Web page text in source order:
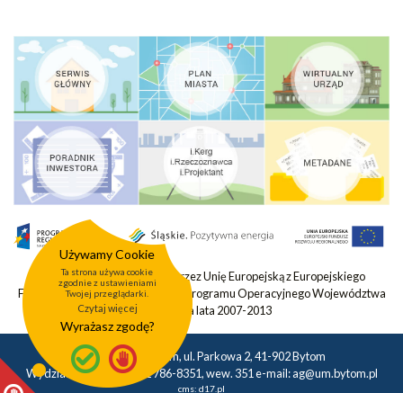
Projekt współfinansowany przez Unię Europejską z Europejskiego
Funduszu Rozwoju Regionalnego Programu Operacyjnego Województwa
Śląskiego na lata 2007-2013
Urząd Miasta Bytom, ul. Parkowa 2, 41-902 Bytom
Wydział Geodezji tel.: 32 786-8351, wew. 351 e-mail:ag@um.bytom.pl
cms: d17.pl
Używamy Cookie
Ta strona używa cookie
zgodnie z ustawieniami
Twojej przeglądarki.
Czytaj więcej
Wyrażasz zgodę?